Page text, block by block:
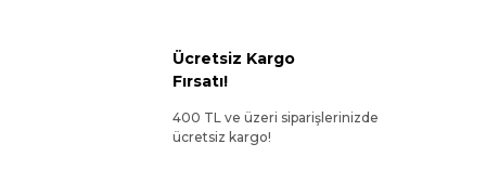
Ücretsiz Kargo
Fırsatı!
400 TL ve üzeri siparişlerinizde
ücretsiz kargo!